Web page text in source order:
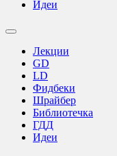
Идеи
Переключить
поискаЛекции
GD
LD
Фидбеки
Шрайбер
Библиотечка
ГДД
Идеи